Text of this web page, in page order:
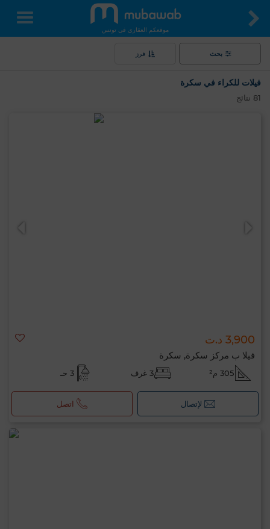
موقعكم العقاري في تونس
بحث فرز
فيلات للكراء في سكرة
81 نتائج
3,900 د.ت
فيلا ب مركز سكرة, سكرة
305 م² 3 غرف 3 حـ
لإتصال اتصل